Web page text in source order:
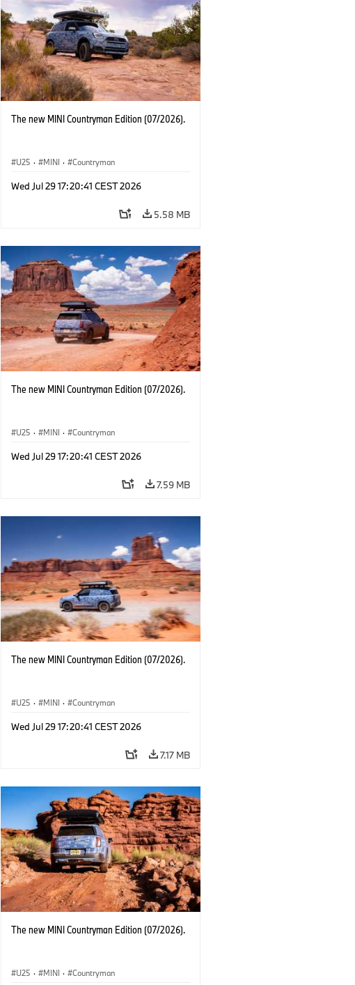
The new MINI Countryman Edition (07/2026).
U25 · MINI · Countryman
Wed Jul 29 17:20:41 CEST 2026
5.58 MB
The new MINI Countryman Edition (07/2026).
U25 · MINI · Countryman
Wed Jul 29 17:20:41 CEST 2026
7.59 MB
The new MINI Countryman Edition (07/2026).
U25 · MINI · Countryman
Wed Jul 29 17:20:41 CEST 2026
7.17 MB
The new MINI Countryman Edition (07/2026).
U25 · MINI · Countryman